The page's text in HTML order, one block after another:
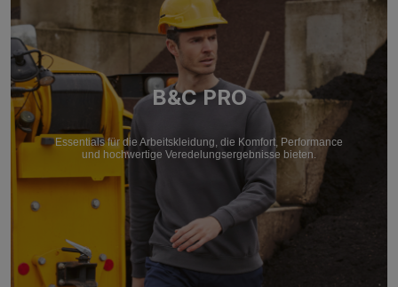
B&C PRO
Essentials für die Arbeitskleidung, die Komfort, Performance
und hochwertige Veredelungsergebnisse bieten.